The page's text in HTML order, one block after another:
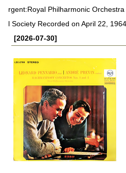
rgent:Royal Philharmonic
l Society Recorded on April 22,
[2026-07-30]